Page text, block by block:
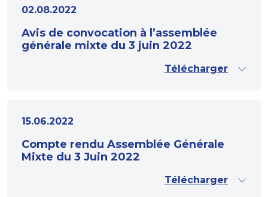
02.08.2022
Avis de convocation à l’assemblée
générale mixte du 3 juin 2022
Télécharger
15.06.2022
Compte rendu Assemblée Générale
Mixte du 3 Juin 2022
Télécharger